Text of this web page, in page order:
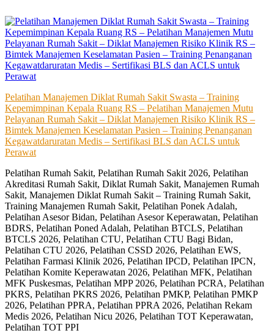
to
content
Pelatihan Manajemen Diklat Rumah Sakit Swasta – Training
Kepemimpinan Kepala Ruang RS – Pelatihan Manajemen Mutu
Pelayanan Rumah Sakit – Diklat Manajemen Risiko Klinik RS –
Bimtek Manajemen Keselamatan Pasien – Training Penanganan
Kegawatdaruratan Medis – Sertifikasi BLS dan ACLS untuk
Perawat
Pelatihan Rumah Sakit, Pelatihan Rumah Sakit 2026, Pelatihan
Akreditasi Rumah Sakit, Diklat Rumah Sakit, Manajemen Rumah
Sakit, Manajemen Diklat Rumah Sakit – Training Rumah Sakit,
Training Manajemen Rumah Sakit, Pelatihan Ponek Adalah,
Pelatihan Asesor Bidan, Pelatihan Asesor Keperawatan, Pelatihan
BDRS, Pelatihan Poned Adalah, Pelatihan BTCLS, Pelatihan
BTCLS 2026, Pelatihan CTU, Pelatihan CTU Bagi Bidan,
Pelatihan CTU 2026, Pelatihan CSSD 2026, Pelatihan EWS,
Pelatihan Farmasi Klinik 2026, Pelatihan IPCD, Pelatihan IPCN,
Pelatihan Komite Keperawatan 2026, Pelatihan MFK, Pelatihan
MFK Puskesmas, Pelatihan MPP 2026, Pelatihan PCRA, Pelatihan
PKRS, Pelatihan PKRS 2026, Pelatihan PMKP, Pelatihan PMKP
2026, Pelatihan PPRA, Pelatihan PPRA 2026, Pelatihan Rekam
Medis 2026, Pelatihan Nicu 2026, Pelatihan TOT Keperawatan,
Pelatihan TOT PPI